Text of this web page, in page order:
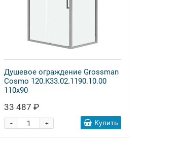
Душевое ограждение Grossman
Cosmo 120.K33.02.1190.10.00
110x90
33 487 ₽
+
- Купить